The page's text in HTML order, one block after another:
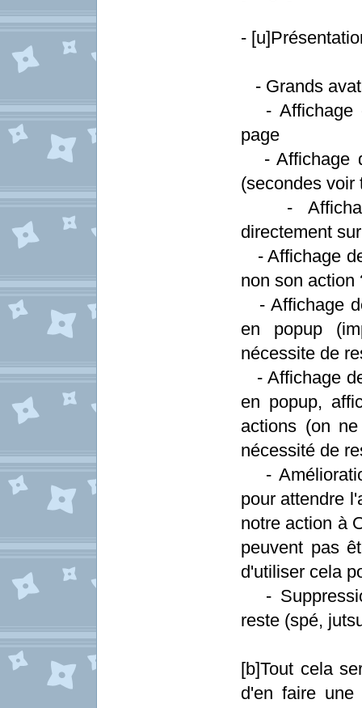
-
- Grands
- Affichage
page
- Affichage
(secondes voir
-
directement
- Affichage
non son action
- Affichage
en popup
nécessite de
- Affichage
en popup,
actions (on
nécessité de
-
pour attendre
notre action à
peuvent pas
d'utiliser cela
-
reste (spé,
[b]Tout cela
d'en faire